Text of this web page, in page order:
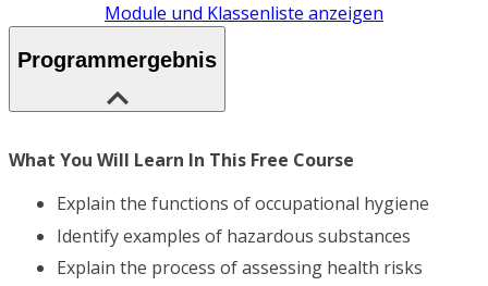
Module und Klassenliste anzeigen
Programmergebnis
What You Will Learn In This Free Course
Explain the functions of occupational hygiene
Identify examples of hazardous substances
Explain the process of assessing health risks